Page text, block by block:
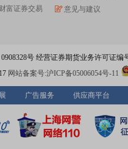
富证券交易
意见与建议
号 经营证券期货业务许可证编
网站备案号:沪ICP备05006054号-11
广告服务 供应商平台